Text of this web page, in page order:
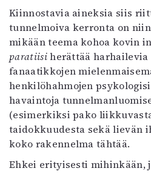
Kiinnostavia aineksia siis
tunnelmoiva kerronta on
mikään teema kohoa kovin
paratiisiherättää
fanaatikkojen
henkilöhahmojen
havaintoja
(esimerkiksi pako
taidokkuudesta sekä lievän
koko rakennelma tähtää.
Ehkei erityisesti mihinkään,